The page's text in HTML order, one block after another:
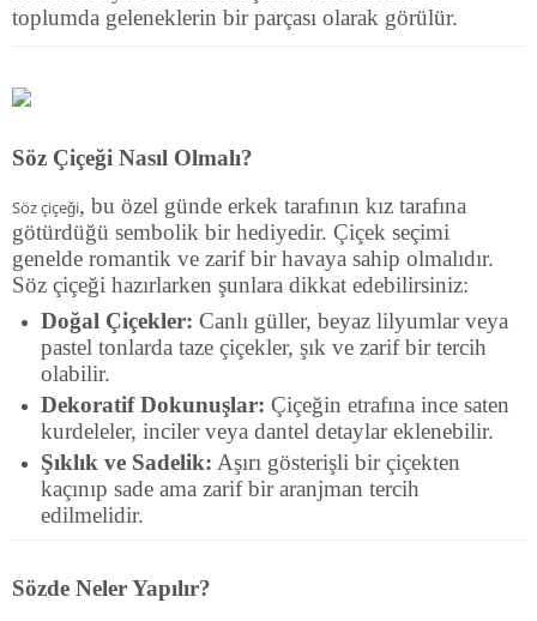
toplumda geleneklerin bir parçası olarak görülür.
Söz Çiçeği Nasıl Olmalı?
Söz çiçeği, bu özel günde erkek tarafının kız tarafına
götürdüğü sembolik bir hediyedir. Çiçek seçimi
genelde romantik ve zarif bir havaya sahip olmalıdır.
Söz çiçeği hazırlarken şunlara dikkat edebilirsiniz:
Doğal Çiçekler: Canlı güller, beyaz lilyumlar veya
pastel tonlarda taze çiçekler, şık ve zarif bir tercih
olabilir.
Dekoratif Dokunuşlar: Çiçeğin etrafına ince saten
kurdeleler, inciler veya dantel detaylar eklenebilir.
Şıklık ve Sadelik: Aşırı gösterişli bir çiçekten
kaçınıp sade ama zarif bir aranjman tercih
edilmelidir.
Sözde Neler Yapılır?